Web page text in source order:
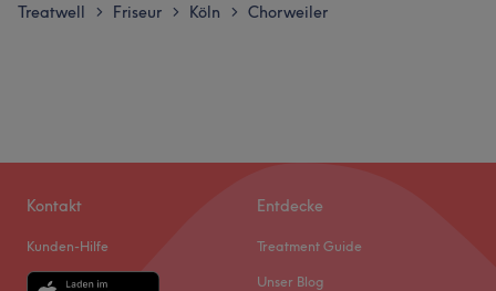
Treatwell > Friseur > Köln > Chorweiler
Kontakt
Kunden-Hilfe
Entdecke
Treatment Guide
Unser Blog